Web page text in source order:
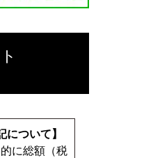
について】
に総額（税